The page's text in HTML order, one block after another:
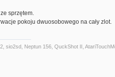
sprzętem.
pokoju dwuosobowego na cały zlot.
sio2sd, Neptun 156, QuckShot II,